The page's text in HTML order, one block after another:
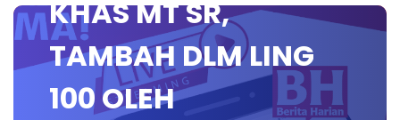
KHAS MT SR,
TAMBAH DLM LING
100 OLEH